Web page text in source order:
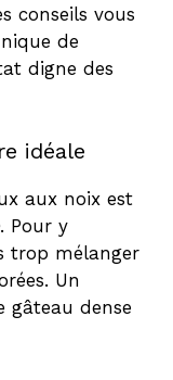
conseils vous
de
digne des
idéale
aux noix est
. Pour y
trop mélanger
Un
gâteau dense